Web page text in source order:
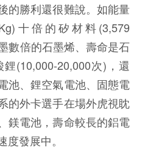
的勝利還很難說。如能量
十倍的矽材料(3,579
數倍的石墨烯、壽命是石
(10,000-20,000次)，還
池、鋰空氣電池、固態電
的外卡選手在場外虎視眈
鎂電池，壽命較長的鋁電
發展中。